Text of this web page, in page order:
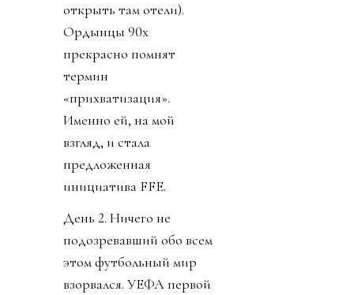
открыть там отели).
Ордынцы 90х
прекрасно помнят
термин
«прихватизация».
Именно ей, на мой
взгляд, и стала
предложенная
инициатива FFE.
День 2. Ничего не
подозревавший обо всем
этом футбольный мир
взорвался. УЕФА первой